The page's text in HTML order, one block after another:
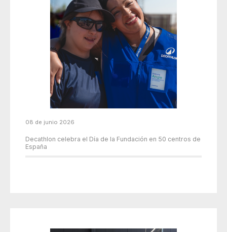
08 de junio 2026
Decathlon celebra el Día de la Fundación en 50 centros de
España